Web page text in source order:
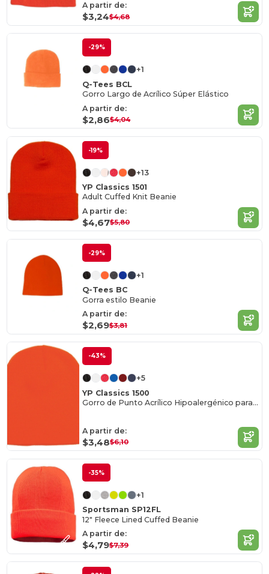
A partir de:
$3,24$4,68
-29%
+1
Q-Tees BCL
Gorro Largo de Acrílico Súper Elástico
A partir de:
$2,86$4,04
-19%
+13
YP Classics 1501
Adult Cuffed Knit Beanie
A partir de:
$4,67$5,80
-29%
+1
Q-Tees BC
Gorra estilo Beanie
A partir de:
$2,69$3,81
-43%
+5
YP Classics 1500
Gorro de Punto Acrílico Hipoalergénico para Adultos
A partir de:
$3,48$6,10
-35%
+1
Sportsman SP12FL
12" Fleece Lined Cuffed Beanie
A partir de:
$4,79$7,39